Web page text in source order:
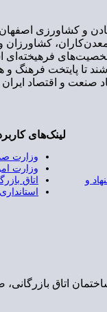
و کشاورزی
کشاورزان
فرهیخته‌ای
تا پایتخت فرهنگ و
صنعت و اقتصاد
و
لینک‌های
وزارت
وزارت
اتاق
اتاق بازرگانی،